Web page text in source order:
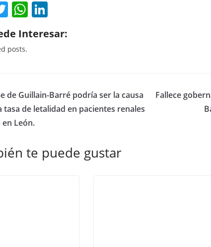
T
w
itt
er
W
h
at
p
p
k
n
Interesar:
posts.
de Guillain-Barré podría ser la causa
tasa de letalidad en pacientes renales
en León.
Fallece
te puede gustar